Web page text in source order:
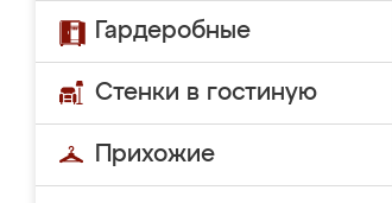
Гардеробные
Стенки в гостиную
Прихожие